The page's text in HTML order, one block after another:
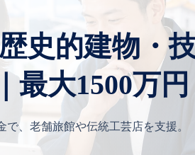
史的建物・
最大1500万円
、老舗旅館や伝統工芸店を支援。